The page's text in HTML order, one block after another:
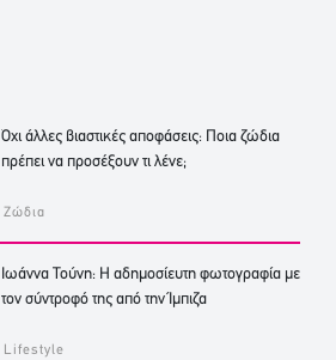
Όχι άλλες βιαστικές αποφάσεις: Ποια ζώδια
πρέπει να προσέξουν τι λένε;
Ζώδια
Ιωάννα Τούνη: Η αδημοσίευτη φωτογραφία με
τον σύντροφό της από την Ίμπιζα
Lifestyle